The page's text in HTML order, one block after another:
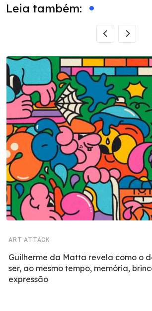
Leia também:
ART ATTACK
Guilherme da Matta revela como o
ser, ao mesmo tempo, memória,
expressão